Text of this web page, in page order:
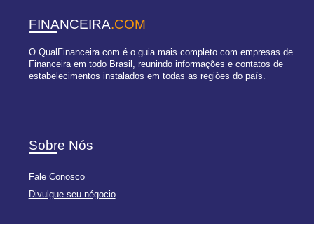
FINANCEIRA.COM
O QualFinanceira.com é o guia mais completo com empresas de
Financeira em todo Brasil, reunindo informações e contatos de
estabelecimentos instalados em todas as regiões do país.
Sobre Nós
Fale Conosco
Divulgue seu négocio